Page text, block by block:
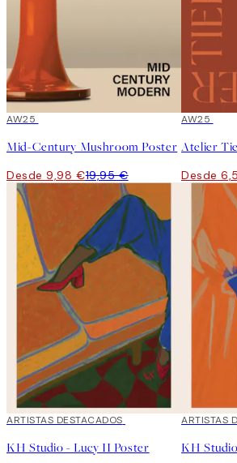
50%*
AW25
Mid-Century Mushroom Poster
Desde 9,98 €19,95 €
50%*
AW25
Atelier
Desde
40%*
ARTISTAS DESTACADOS
KH Studio - Lucy II Poster
40%*
ARTISTAS
KH